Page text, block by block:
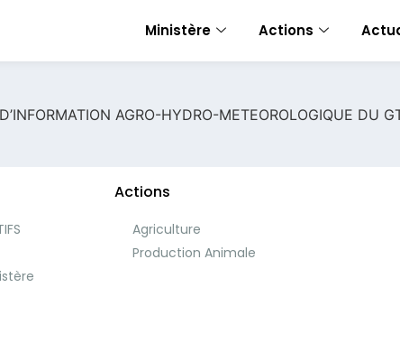
Ministère Actions
AGRO-HYDRO-METEOROLOGIQUE DU
Actions
Agriculture
Production Animale